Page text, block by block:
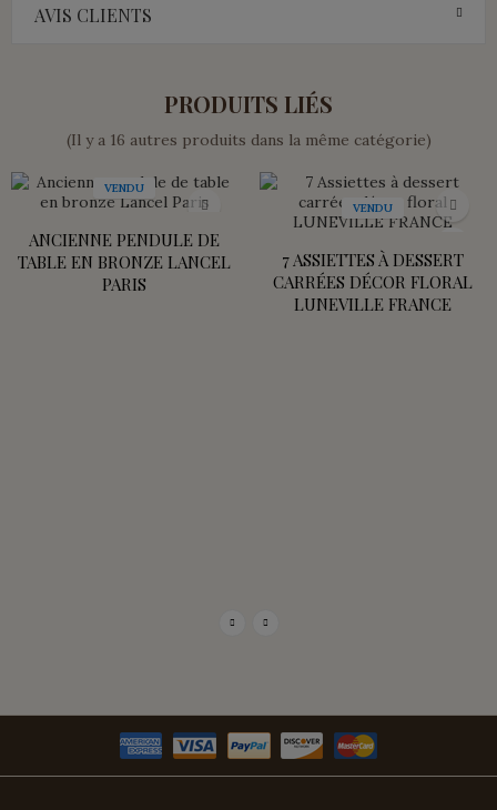
AVIS CLIENTS
PRODUITS LIÉS
(Il y a 16 autres produits dans la même catégorie)
VENDU
ANCIENNE PENDULE DE
TABLE EN BRONZE LANCEL
PARIS
VENDU
7 ASSIETTES À DESSERT
CARRÉES DÉCOR FLORAL
LUNEVILLE FRANCE